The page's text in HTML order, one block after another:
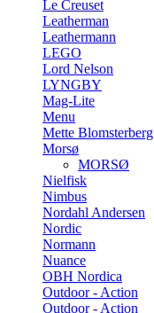
Le Creuset
Leatherman
Leathermann
LEGO
Lord Nelson
LYNGBY
Mag-Lite
Menu
Mette Blomsterberg
Morsø
MORSØ
Nielfisk
Nimbus
Nordahl Andersen
Nordic
Normann
Nuance
OBH Nordica
Outdoor - Action
Outdoor - Action